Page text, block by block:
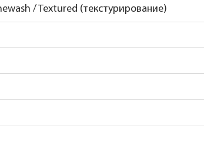
/ Textured (текстурирование)